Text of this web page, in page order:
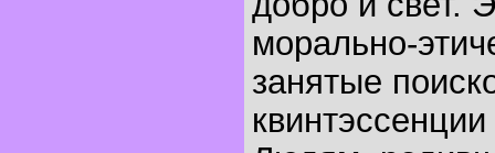
морально-
занятые